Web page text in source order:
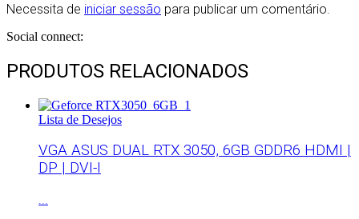
Necessita de iniciar sessão para publicar um comentário.
Social connect:
PRODUTOS RELACIONADOS
Lista de Desejos
VGA ASUS DUAL RTX 3050, 6GB GDDR6 HDMI |
DP | DVI-I
...